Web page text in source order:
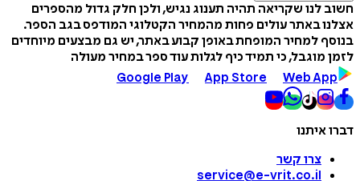
חשוב לנו שקריאה תהיה תענוג נגיש, ולכן חלק גדול מהספרים
אצלנו באתר עולים פחות מהמחיר הקטלוגי המודפס בגב הספר.
בנוסף למחיר המופחת באופן קבוע באתר, יש גם מבצעים מיוחדים
לזמן מוגבל, כי תמיד כיף לגלות עוד ספר במחיר מעולה
Google Play
App Store Web App
דברו איתנו
צרו קשר
service@e-vrit.co.il